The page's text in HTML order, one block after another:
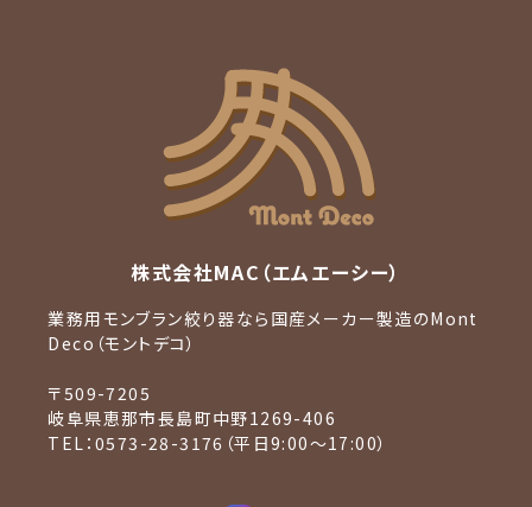
株式会社MAC（エムエーシー）
業務用モンブラン絞り器なら国産メーカー製造のMont
Deco（モントデコ）
〒509-7205
岐阜県恵那市長島町中野1269-406
TEL：0573-28-3176（平日9:00〜17:00）